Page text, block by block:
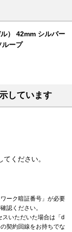
） 42mm シルバー
ループ
しています
ください。
ーク暗証番号」が必要
認ください。
いただいた場合は「d
契約回線をお持ちでな